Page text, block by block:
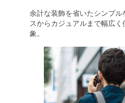
余計な装飾を省いたシンプ
スからカジュアルまで幅広
象。